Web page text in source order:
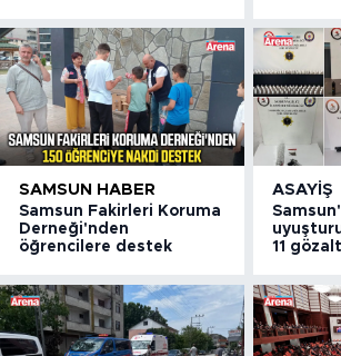
SAMSUN HABER
Samsun Fakirleri Koruma
Derneği'nden
öğrencilere destek
ASAYIŞ
11